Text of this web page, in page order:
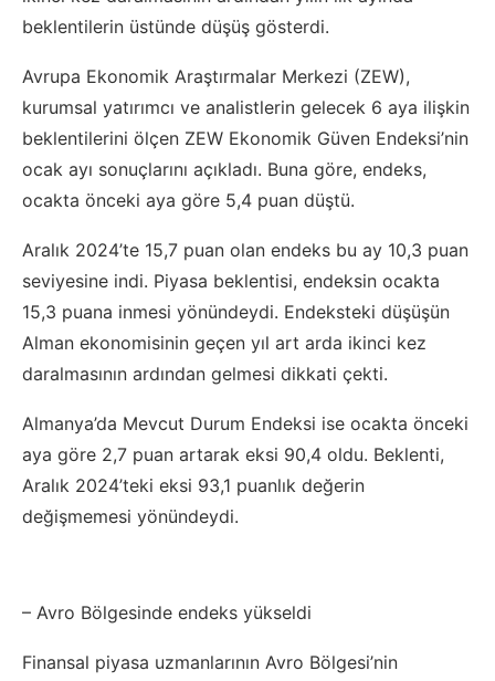
beklentilerin üstünde düşüş gösterdi.
Avrupa Ekonomik Araştırmalar Merkezi (ZEW),
kurumsal yatırımcı ve analistlerin gelecek 6 aya ilişkin
beklentilerini ölçen ZEW Ekonomik Güven Endeksi’nin
ocak ayı sonuçlarını açıkladı. Buna göre, endeks,
ocakta önceki aya göre 5,4 puan düştü.
Aralık 2024’te 15,7 puan olan endeks bu ay 10,3 puan
seviyesine indi. Piyasa beklentisi, endeksin ocakta
15,3 puana inmesi yönündeydi. Endeksteki düşüşün
Alman ekonomisinin geçen yıl art arda ikinci kez
daralmasının ardından gelmesi dikkati çekti.
Almanya’da Mevcut Durum Endeksi ise ocakta önceki
aya göre 2,7 puan artarak eksi 90,4 oldu. Beklenti,
Aralık 2024’teki eksi 93,1 puanlık değerin
değişmemesi yönündeydi.
– Avro Bölgesinde endeks yükseldi
Finansal piyasa uzmanlarının Avro Bölgesi’nin